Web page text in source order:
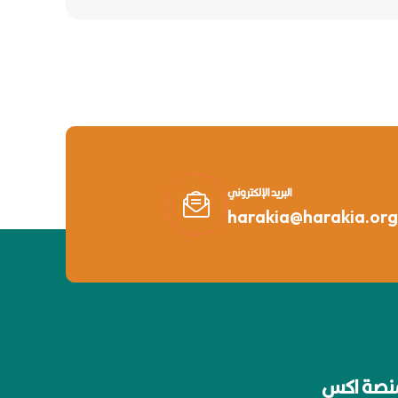
البريد الإلكتروني
اكس